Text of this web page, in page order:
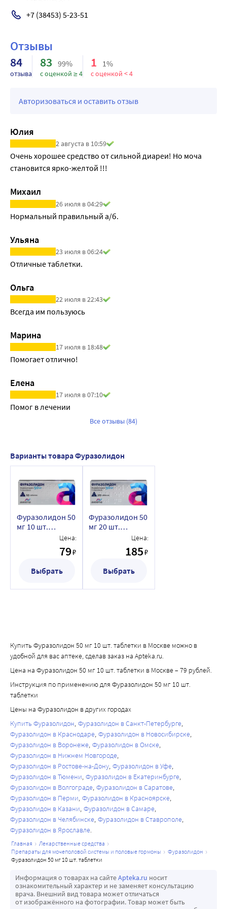
кумулируется в крови вследствие замедления
выведения.
+7 (38453) 5-23-51
Отзывы
84
отзыва
83 99%
с оценкой ≥ 4
1 1%
с оценкой < 4
Авторизоваться и оставить отзыв
Юлия
2 августа в 10:59
Очень хорошее средство от сильной диареи! Но моча
становится ярко-желтой !!!
Михаил
26 июля в 04:29
Нормальный правильный а/б.
Ульяна
23 июля в 06:24
Отличные таблетки.
Ольга
22 июля в 22:43
Всегда им пользуюсь
Марина
17 июля в 18:48
Помогает отлично!
Елена
17 июля в 07:10
Помог в лечении
Все отзывы (84)
Варианты товара Фуразолидон
Фуразолидон 50
мг 10 шт.
Цена:
79₽
Выбрать
Фуразолидон 50
мг 20 шт.
Цена:
185₽
Выбрать
Купить Фуразолидон 50 мг 10 шт. таблетки в Москве можно в
удобной для вас аптеке, сделав заказ на Apteka.ru.
Цена на Фуразолидон 50 мг 10 шт. таблетки в Москве – 79 рублей.
Инструкция по применению для Фуразолидон 50 мг 10 шт.
таблетки
Цены на Фуразолидон в других городах
Купить Фуразолидон Фуразолидон в Санкт-Петербурге
Фуразолидон в Краснодаре Фуразолидон в Новосибирске
Фуразолидон в Воронеже Фуразолидон в Омске
Фуразолидон в Нижнем Новгороде
Фуразолидон в Ростове-на-Дону Фуразолидон в Уфе
Фуразолидон в Тюмени Фуразолидон в Екатеринбурге
Фуразолидон в Волгограде Фуразолидон в Саратове
Фуразолидон в Перми Фуразолидон в Красноярске
Фуразолидон в Казани Фуразолидон в Самаре
Фуразолидон в Челябинске Фуразолидон в Ставрополе
Фуразолидон в Ярославле
главная
лекарственные средства
препараты для мочеполовой системы и половые гормоны
фуразолидон
фуразолидон 50 мг 10 шт. таблетки
Информация о товарах на сайтеApteka.ru носит
ознакомительный характер и не заменяет консультацию
врача. Внешний вид товара может отличаться
от изображённого на фотографии. Товар может быть